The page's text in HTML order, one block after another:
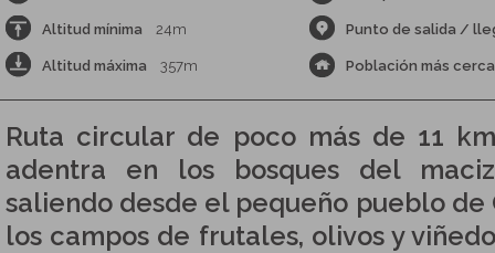
Altitud mínima 24m Punto de salida /
Altitud máxima 357m Población más
Ruta circular de poco más de 11
adentra en los bosques del
saliendo desde el pequeño pueblo
los campos de frutales, olivos y